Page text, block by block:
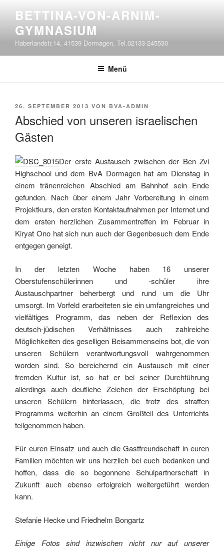
springen
BETTINA-VON-ARNIM-
GYMNASIUM
Haberlandstr.14, 41539 Dormagen, Tel.02133-245530
Menü
VERÖFFENTLICHT
26. SEPTEMBER 2013 VON BVA-ADMIN
Abschied von unseren israelischen
Gästen
Der erste Austausch zwischen der Ben Zvi
Highschool und dem BvA Dormagen hat am Dienstag in
einem tränenreichen Abschied am Bahnhof sein Ende
gefunden. Nach über einem Jahr Vorbereitung in einem
Projektkurs, den ersten Kontaktaufnahmen per Internet und
dem ersten herzlichen Zusammentreffen im Februar in
Kiryat Ono hat sich nun auch der Gegenbesuch dem Ende
entgegen geneigt.
In der letzten Woche haben 16 unserer
Oberstufenschülerinnen und -schüler ihre
Austauschpartner beherbergt und rund um die Uhr
umsorgt. Im Vorfeld erarbeiteten sie ein umfangreiches und
vielfältiges Programm, das neben der Reflexion des
deutsch-jüdischen Verhältnisses auch zahlreiche
Möglichkeiten des geselligen Beisammenseins bot, die von
unseren Schülern verantwortungsvoll wahrgenommen
worden sind. So bereichernd ein Austausch mit einer
fremden Kultur ist, so hat er bei seiner Durchführung
allerdings auch deutliche Zeichen der Erschöpfung bei
unseren Schülern hinterlassen, die trotz des straffen
Programms weiterhin an einem Großteil des Unterrichts
teilgenommen haben.
Für euren Einsatz und auch die Gastfreundschaft in euren
Familien möchten wir uns herzlich bei euch bedanken und
hoffen, dass die so begonnene Schulpartnerschaft in
Zukunft auch ebenso erfolgreich weitergeführt werden
kann.
Stefanie Hecke und Friedhelm Bongartz
Einige Fotos sind inzwischen nicht nur auf unserer